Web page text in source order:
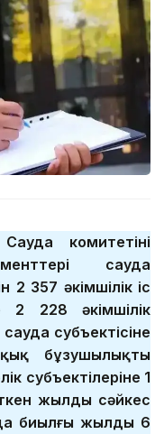
комитетінің
сауда
2 357 әкімшілік іс
2 228 әкімшілік
субъектісіне
бұзушылықты
субъектілеріне 1
жылдың сәйкес
биылғы жылдың 6